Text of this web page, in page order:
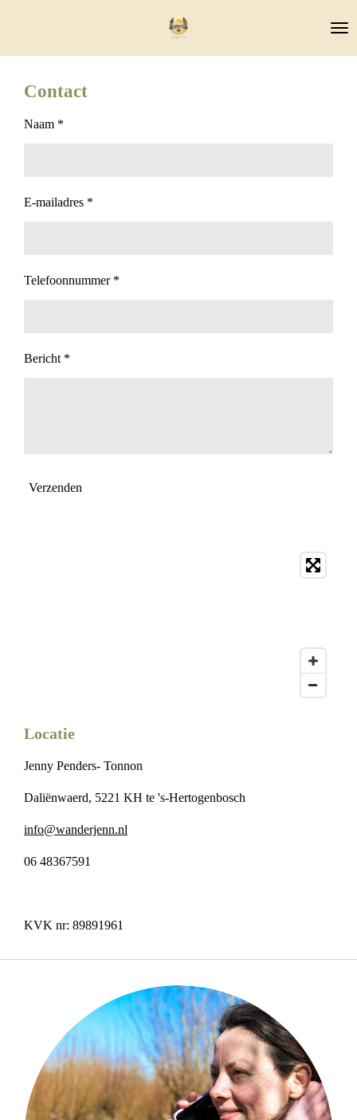
naar
hoofdinhoud
Contact
Naam *
E-mailadres *
Telefoonnummer *
Bericht *
Verzenden
Locatie
Jenny Penders- Tonnon
Daliënwaerd, 5221 KH te 's-Hertogenbosch
info@wanderjenn.nl
06 48367591
KVK nr: 89891961